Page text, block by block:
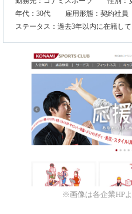
年代：30代
雇用形態：契約社員
ステータス：過去3年以内に在籍し
※画像は各企業HP